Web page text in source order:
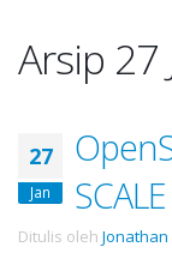
Arsip 27
27
Jan
Ditulis oleh Jonathan